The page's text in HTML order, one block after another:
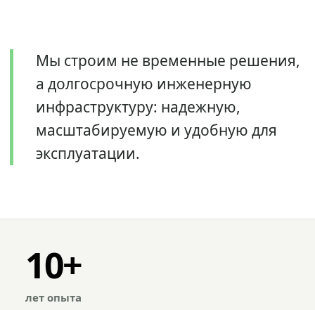
Мы строим не временные решения,
а долгосрочную инженерную
инфраструктуру: надежную,
масштабируемую и удобную для
эксплуатации.
10+
лет опыта